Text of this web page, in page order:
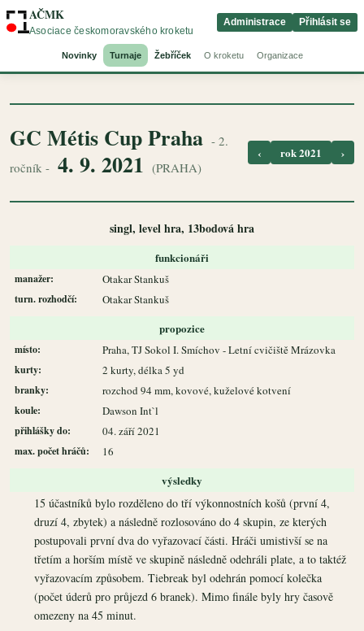
AČMK
Asociace českomoravského kroketu
Novinky Turnaje Žebříček O kroketu Organizace
Administrace Přihlásit se
GC Métis Cup Praha - 2.
ročník - 4. 9. 2021 (PRAHA)
‹ rok 2021 ›
singl, level hra, 13bodová hra
funkcionáři
manažer: Otakar Stankuš
turn. rozhodčí: Otakar Stankuš
propozice
místo: Praha, TJ Sokol I. Smíchov - Letní cvičiště Mrázovka
kurty: 2 kurty, délka 5 yd
branky: rozchod 94 mm, kovové, kuželové kotvení
koule: Dawson Int`l
přihlášky do: 04. září 2021
max. počet hráčů: 16
výsledky
15 účastníků bylo rozděleno do tří výkonnostních košů (první 4,
druzí 4, zbytek) a následně rozlosováno do 4 skupin, ze kterých
postupovali první dva do vyřazovací části. Hráči umistivší se na
třetím a horším místě ve skupině následně odehráli plate, a to taktéž
vyřazovacím způsobem. Tiebreak byl odehrán pomocí kolečka
(počet úderů pro průjezd 6 branek). Mimo finále byly hry časově
omezeny na 45 minut.